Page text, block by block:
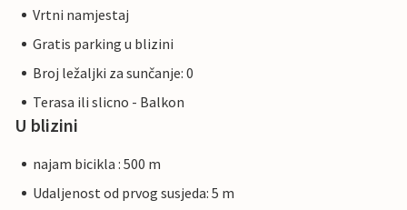
Vrtni namjestaj
Gratis parking u blizini
Broj ležaljki za sunčanje: 0
Terasa ili slicno - Balkon
U blizini
najam bicikla : 500 m
Udaljenost od prvog susjeda: 5 m